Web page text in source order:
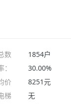
数
1854户
：
30.00%
价
8251元
梯
无